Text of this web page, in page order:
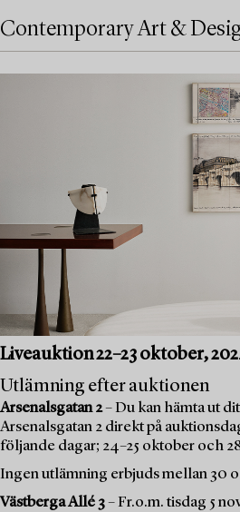
Contemporary Art &
Liveauktion 22–23 oktober,
Utlämning efter auktionen
Arsenalsgatan 2– Du kan hämta ut
Arsenalsgatan 2 direkt på
följande dagar; 24–25 oktober och
Ingen utlämning erbjuds mellan 30
Västberga Allé 3– Fr.o.m. tisdag 5